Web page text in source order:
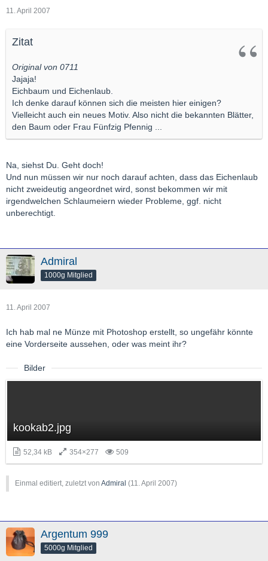
11. April 2007
Zitat
Original von 0711
Jajaja!
Eichbaum und Eichenlaub.
Ich denke darauf können sich die meisten hier einigen?
Vielleicht auch ein neues Motiv. Also nicht die bekannten Blätter,
den Baum oder Frau Fünfzig Pfennig ...
Na, siehst Du. Geht doch!
Und nun müssen wir nur noch darauf achten, dass das Eichenlaub
nicht zweideutig angeordnet wird, sonst bekommen wir mit
irgendwelchen Schlaumeiern wieder Probleme, ggf. nicht
unberechtigt.
Admiral
1000g Mitglied
11. April 2007
Ich hab mal ne Münze mit Photoshop erstellt, so ungefähr könnte
eine Vorderseite aussehen, oder was meint ihr?
Bilder
kookab2.jpg
52,34 kB 354×277 509
Einmal editiert, zuletzt von Admiral (11. April 2007)
Argentum 999
5000g Mitglied